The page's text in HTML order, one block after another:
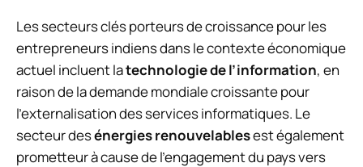
Les secteurs clés porteurs de croissance pour les
entrepreneurs indiens dans le contexte économique
actuel incluent latechnologie de l’information, en
raison de la demande mondiale croissante pour
l’externalisation des services informatiques. Le
secteur desénergies renouvelablesest également
prometteur à cause de l’engagement du pays vers